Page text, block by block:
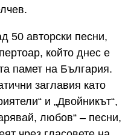
50 авторски песни,
който днес е
памет на България.
заглавия като
и „Двойникът“,
любов“ – песни,